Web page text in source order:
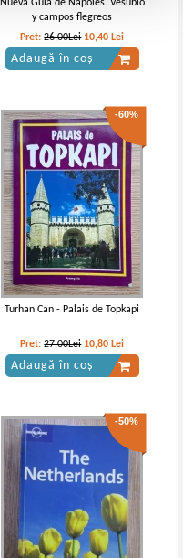
Nueva Guia de Napoles. Vesubio
y campos flegreos
Pret:26,00Lei 10,40 Lei
Adaugă în coș
-60%
Turhan Can - Palais de Topkapi
Pret:27,00Lei 10,80 Lei
Adaugă în coș
-50%